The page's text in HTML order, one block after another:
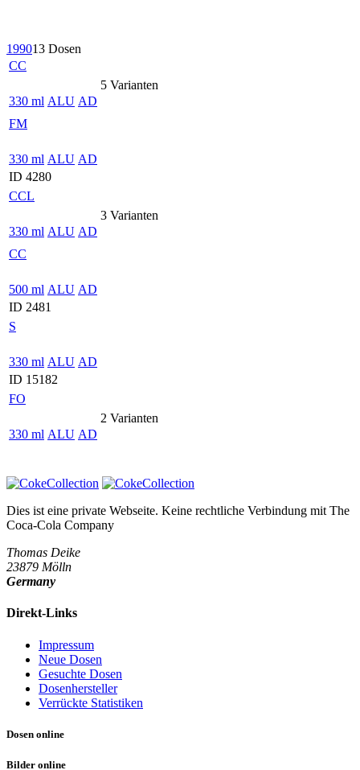
199013 Dosen
CC
5 Varianten
330 ml ALU AD
FM
330 ml ALU AD
ID 4280
CCL
3 Varianten
330 ml ALU AD
CC
500 ml ALU AD
ID 2481
S
330 ml ALU AD
ID 15182
FO
2 Varianten
330 ml ALU AD
Dies ist eine private Webseite. Keine rechtliche Verbindung mit The
Coca-Cola Company
Thomas Deike
23879 Mölln
Germany
Direkt-Links
Impressum
Neue Dosen
Gesuchte Dosen
Dosenhersteller
Verrückte Statistiken
Dosen online
Bilder online